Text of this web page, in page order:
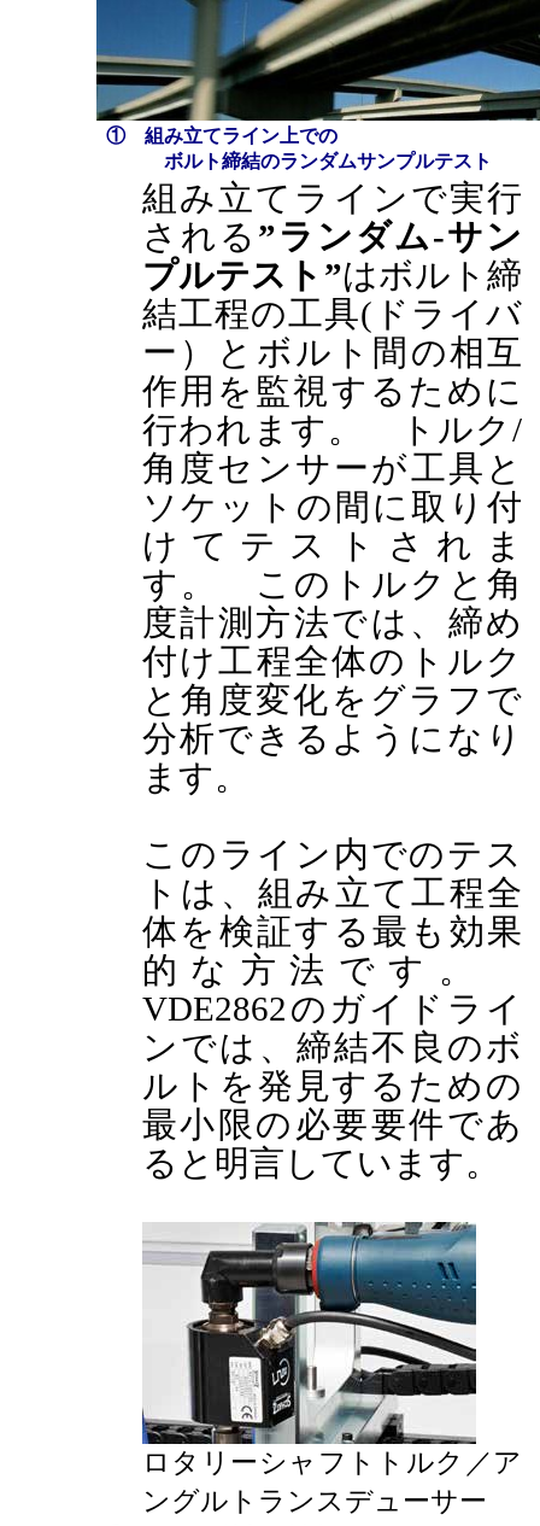
① 組み立てライン上での
ボルト締結のランダムサンプルテスト
組み立てラインで実行
される ”ランダム‐サン
プルテスト”はボルト締
結工程の工具(ドライバ
ー）とボルト間の相互
作用を監視するために
行われます。 トルク/
角度センサーが工具と
ソケットの間に取り付
けてテストされま
す。 このトルクと角
度計測方法では、締め
付け工程全体のトルク
と角度変化をグラフで
分析できるようになり
ます。
このライン内でのテス
トは、組み立て工程全
体を検証する最も効果
的な方法です。
VDE2862のガイドライ
ンでは、締結不良のボ
ルトを発見するための
最小限の必要要件であ
ると明言しています。
ロタリーシャフトトルク／ア
ングルトランスデューサー